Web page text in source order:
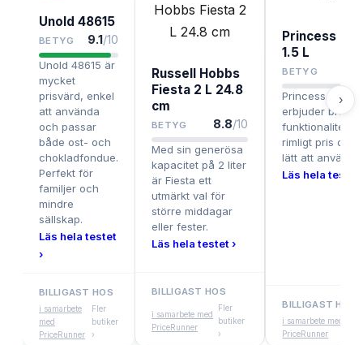
Unold 48615
BETYG 9.1/10
Unold 48615 är
mycket
prisvärd, enkel
att använda
och passar
både ost- och
chokladfondue.
Perfekt för
familjer och
mindre
sällskap.
Läs hela testet
›
BILLIGAST HOS
i samarbete
med
PriceRunner
Fler
butiker
›
Russell Hobbs
Fiesta 2 L 24.8
cm
BETYG 8.8/10
Med sin generösa
kapacitet på 2 liter
är Fiesta ett
utmärkt val för
större middagar
eller fester.
Läs hela testet ›
BILLIGAST HOS
i samarbete med
PriceRunner
Fler
butiker
›
Princess
1.5 L
BETYG
Princess Pure
erbjuder bra
funktionalitet
rimligt pris och
lätt att
Läs hela testet
BILLIGAST HOS
i samarbete med
PriceRunner
›